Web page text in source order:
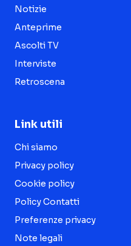
Notizie
Anteprime
Ascolti TV
Interviste
Retroscena
Link utili
Chi siamo
Privacy policy
Cookie policy
Policy Contatti
Preferenze privacy
Note legali